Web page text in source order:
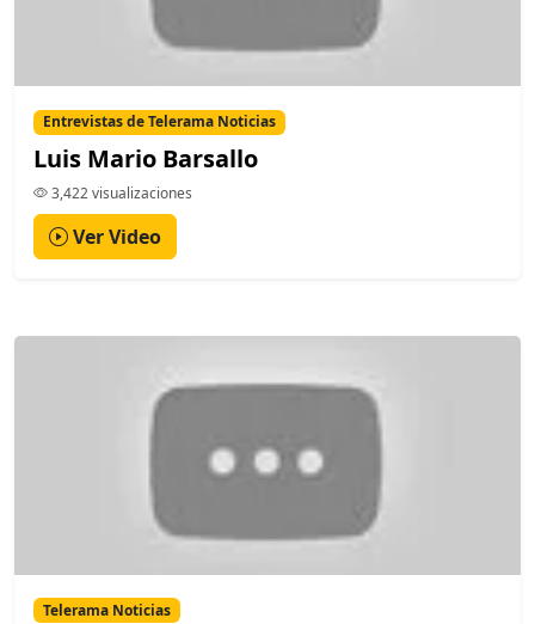
Entrevistas de Telerama Noticias
Luis Mario Barsallo
3,422 visualizaciones
Ver Video
Telerama Noticias